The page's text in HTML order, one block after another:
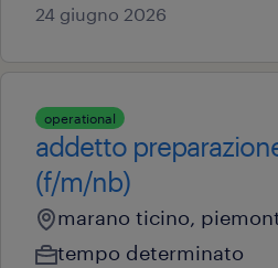
24 giugno 2026
operational
addetto
(f/m/nb)
marano ticino,
tempo determinato